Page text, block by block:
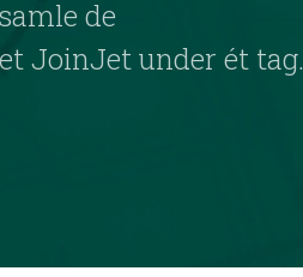
de
JoinJet under ét tag.